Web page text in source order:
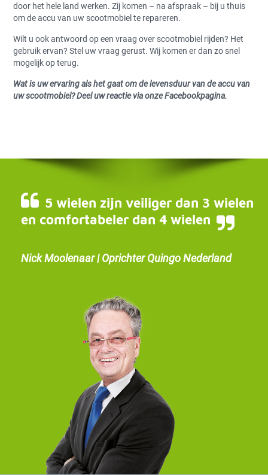
door het hele land werken. Zij komen – na afspraak – bij u thuis
om de accu van uw scootmobiel te repareren.
Wilt u ook antwoord op een vraag over scootmobiel rijden? Het
gebruik ervan? Stel uw vraag gerust. Wij komen er dan zo snel
mogelijk op terug.
Wat is uw ervaring als het gaat om de levensduur van de accu van
uw scootmobiel? Deel uw reactie via onze Facebookpagina.
5 wielen zijn veiliger dan 3 wielen
en comfortabeler dan 4 wielen
Nick Moolenaar | Oprichter Quingo Nederland